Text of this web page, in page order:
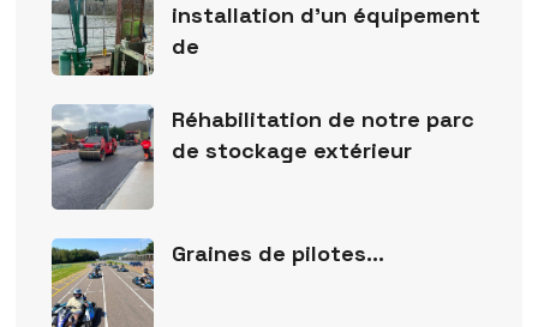
installation d’un équipement
de
Réhabilitation de notre parc
de stockage extérieur
Graines de pilotes…